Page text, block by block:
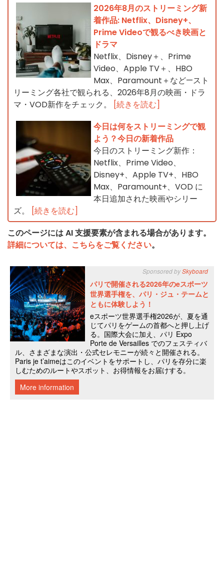
2026年8月のストリーミング新
着作品: Netflix、Disney+、
Prime Videoで観るべき映画と
ドラマ
Netflix、Disney＋、Prime
Video、Apple TV＋、HBO
Max、Paramount＋など—スト
リーミング各社で観られる、2026年8月の映画・ドラ
マ・VOD新作をチェック。
[続きを読む]
今日は何をストリーミングで観
よう？今日の新着作品
今日のストリーミング新作：
Netflix、Prime Video、
Disney+、Apple TV+、HBO
Max、Paramount+、VOD に
本日追加された映画やシリー
ズ。
[続きを読む]
このページには AI 支援要素が含まれる場合があります。
詳細については、こちらをご覧ください。